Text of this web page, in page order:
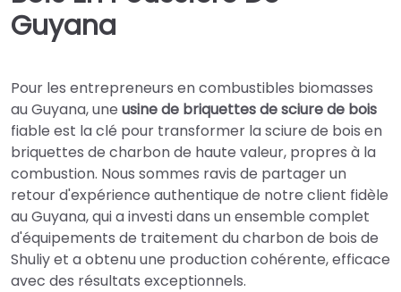
Guyana
Pour les entrepreneurs en combustibles biomasses
au Guyana, une usine de briquettes de sciure de bois
fiable est la clé pour transformer la sciure de bois en
briquettes de charbon de haute valeur, propres à la
combustion. Nous sommes ravis de partager un
retour d'expérience authentique de notre client fidèle
au Guyana, qui a investi dans un ensemble complet
d'équipements de traitement du charbon de bois de
Shuliy et a obtenu une production cohérente, efficace
avec des résultats exceptionnels.